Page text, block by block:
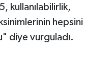
kullanılabilirlik,
hepsini
diye vurguladı.